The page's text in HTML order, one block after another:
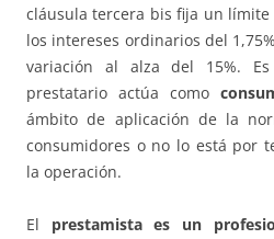
cláusula tercera bis fija un
los intereses ordinarios del
variación al alza del 15%.
prestatario actúa como
ámbito de aplicación de la
consumidores o no lo está por
la operación.
El prestamista es un